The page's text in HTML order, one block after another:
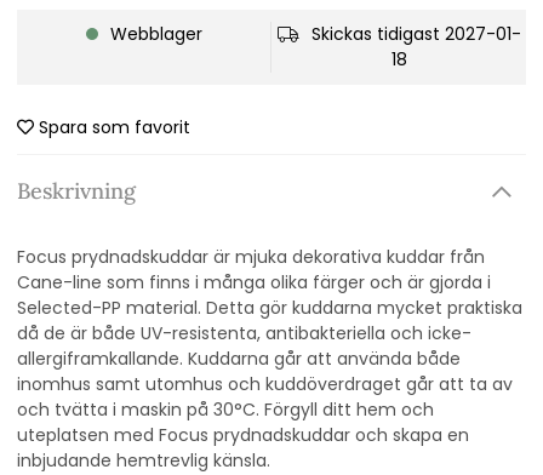
Webblager
Skickas tidigast 2027-01-
18
Spara som favorit
Beskrivning
Focus prydnadskuddar är mjuka dekorativa kuddar från
Cane-line som finns i många olika färger och är gjorda i
Selected-PP material. Detta gör kuddarna mycket praktiska
då de är både UV-resistenta, antibakteriella och icke-
allergiframkallande. Kuddarna går att använda både
inomhus samt utomhus och kuddöverdraget går att ta av
och tvätta i maskin på 30°C. Förgyll ditt hem och
uteplatsen med Focus prydnadskuddar och skapa en
inbjudande hemtrevlig känsla.